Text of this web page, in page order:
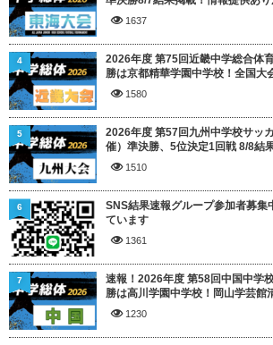
1637
2026年度 第75回近畿中学総合体
勝は京都精華学園中学校！全国大
1580
4
2026年度 第57回九州中学校サッ
催）準決勝、5位決定1回戦 8/8結
1510
5
SNS結果速報グループ参加者募集
ています
1361
6
速報！2026年度 第58回中国中学
勝は高川学園中学校！岡山学芸館
1230
7